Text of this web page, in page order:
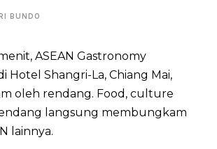
BUNDO
ASEAN Gastronomy
Hotel Shangri-La, Chiang Mai,
oleh rendang. Food, culture
langsung membungkam
lainnya.